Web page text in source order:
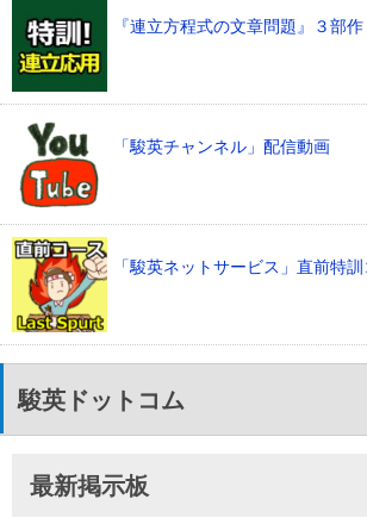
『連立方程式の文章問題』３部作
「駿英チャンネル」配信動画
「駿英ネットサービス」直前特訓
駿英ドットコム
最新掲示板